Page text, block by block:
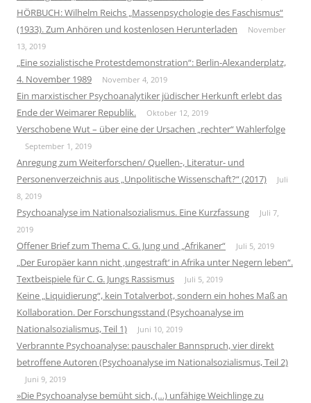
HÖRBUCH: Wilhelm Reichs „Massenpsychologie des Faschismus“
(1933). Zum Anhören und kostenlosen Herunterladen
November
13, 2019
„Eine sozialistische Protestdemonstration“: Berlin-Alexanderplatz,
4. November 1989
November 4, 2019
Ein marxistischer Psychoanalytiker jüdischer Herkunft erlebt das
Ende der Weimarer Republik.
Oktober 12, 2019
Verschobene Wut – über eine der Ursachen „rechter“ Wahlerfolge
September 1, 2019
Anregung zum Weiterforschen/ Quellen-, Literatur- und
Personenverzeichnis aus „Unpolitische Wissenschaft?“ (2017)
Juli
8, 2019
Psychoanalyse im Nationalsozialismus. Eine Kurzfassung
Juli 7,
2019
Offener Brief zum Thema C. G. Jung und „Afrikaner“ Juli 5, 2019
„Der Europäer kann nicht ‚ungestraft‘ in Afrika unter Negern leben“.
Textbeispiele für C. G. Jungs Rassismus
Juli 5, 2019
Keine „Liquidierung“, kein Totalverbot, sondern ein hohes Maß an
Kollaboration. Der Forschungsstand (Psychoanalyse im
Nationalsozialismus, Teil 1)
Juni 10, 2019
Verbrannte Psychoanalyse: pauschaler Bannspruch, vier direkt
betroffene Autoren (Psychoanalyse im Nationalsozialismus, Teil 2)
Juni 9, 2019
»Die Psychoanalyse bemüht sich, (…) unfähige Weichlinge zu